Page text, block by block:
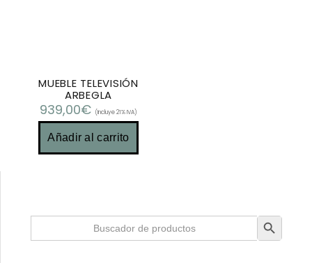
MUEBLE TELEVISIÓN
ARBEGLA
939,00€ (Incluye 21% IVA)
Añadir al carrito
Buscar: Botón de búsqueda